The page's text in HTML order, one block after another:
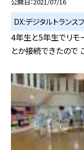
DX:デジタルトランス
4年生と5年生でリモ
とか接続できたので